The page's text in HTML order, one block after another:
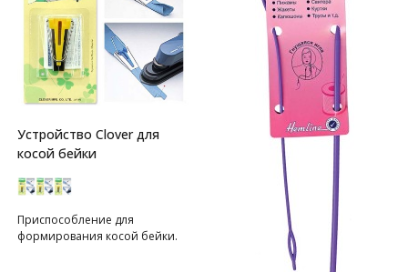
Устройство Clover для
косой бейки
Приспособление для
формирования косой бейки.